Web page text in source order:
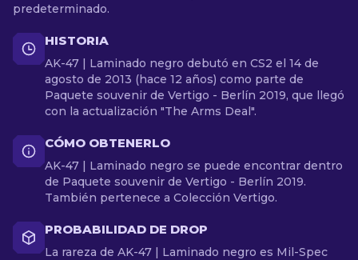
predeterminado.
HISTORIA
AK-47 | Laminado negro debutó en CS2 el 14 de
agosto de 2013 (hace 12 años) como parte de
Paquete souvenir de Vertigo - Berlín 2019, que llegó
con la actualización "The Arms Deal".
CÓMO OBTENERLO
AK-47 | Laminado negro se puede encontrar dentro
de Paquete souvenir de Vertigo - Berlín 2019.
También pertenece a Colección Vertigo.
PROBABILIDAD DE DROP
La rareza de AK-47 | Laminado negro es Mil-Spec